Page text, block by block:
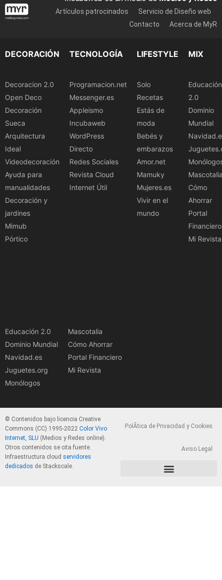
Artículos patrocinados
Servicio de Diseño web
Contacto
Acerca de MyR
DECORACIÓN
Decoracion 2.0
Open Deco
Decoración
Sueca
Arquitectura
Ideal
Videodecoración
Ayuda para
manualidades
Decoración y
jardines
Mimub
Pórtico
TECNOLOGÍA
Programacion.net
Messenger.es
Appleismo
Incubaweb
WordPress
Directo
Redes Sociales
Revista Cloud
Internet Útil
LIFESTYLE
Solo
Recetas
Estás de
moda
Bebés y
embarazos
Amor.net
Mamuky
Mujeres.es
Vivir en el
mundo
MIX
Educación
2.0
Dominio
Mundial
Cómo
Ahorrar
Portal
Financiero
Mi Revista
Educación 2.0
Dominio Mundial
Navidad.es
Juguetes.org
Monólogos
Mascotalia
Cómo Ahorrar
Portal Financiero
Mi Revista
© Contenidos bajo licencia Creative
Commons (CC) 1995-2022 Color Vivo
Internet, SLU (Medios y Redes online).
Otros contenidos se cita fuente.
Infraestructura cloud servidores
dedicados de Stackscale.
PolÃ­tica de Privacidad y Cookies
Aviso Legal